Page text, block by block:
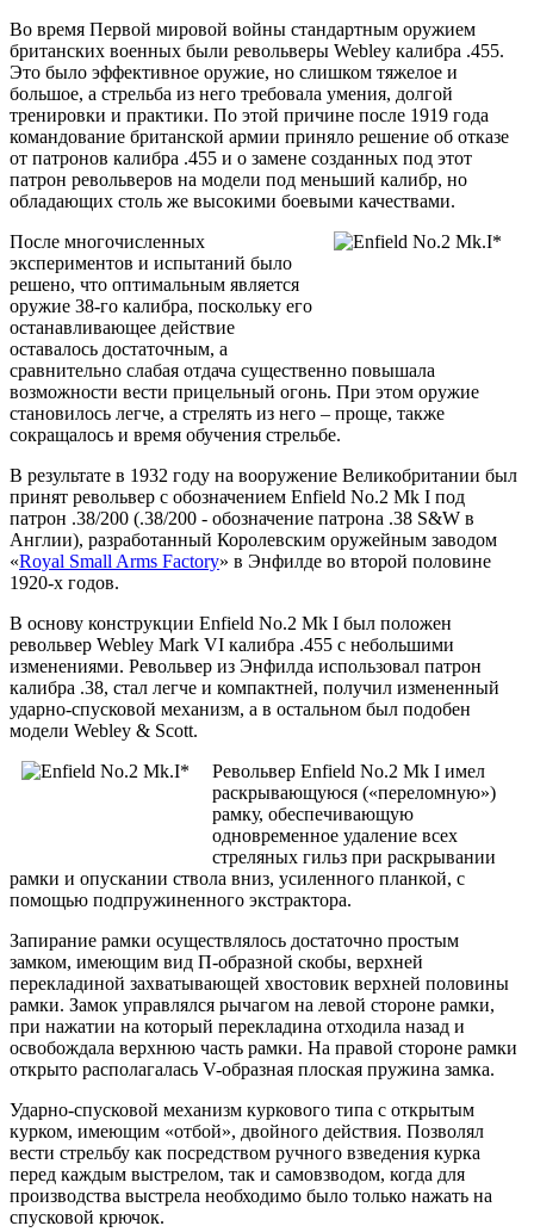
Во время Первой мировой войны стандартным оружием
британских военных были револьверы Webley калибра .455.
Это было эффективное оружие, но слишком тяжелое и
большое, а стрельба из него требовала умения, долгой
тренировки и практики. По этой причине после 1919 года
командование британской армии приняло решение об отказе
от патронов калибра .455 и о замене созданных под этот
патрон револьверов на модели под меньший калибр, но
обладающих столь же высокими боевыми качествами.
После многочисленных
экспериментов и испытаний было
решено, что оптимальным является
оружие 38-го калибра, поскольку его
останавливающее действие
оставалось достаточным, а
сравнительно слабая отдача существенно повышала
возможности вести прицельный огонь. При этом оружие
становилось легче, а стрелять из него – проще, также
сокращалось и время обучения стрельбе.
В результате в 1932 году на вооружение Великобритании был
принят револьвер с обозначением Enfield No.2 Mk I под
патрон .38/200 (.38/200 - обозначение патрона .38 S&W в
Англии), разработанный Королевским оружейным заводом
«Royal Small Arms Factory» в Энфилде во второй половине
1920-х годов.
В основу конструкции Enfield No.2 Mk I был положен
револьвер Webley Mark VI калибра .455 с небольшими
изменениями. Револьвер из Энфилда использовал патрон
калибра .38, стал легче и компактней, получил измененный
ударно-спусковой механизм, а в остальном был подобен
модели Webley & Scott.
Револьвер Enfield No.2 Mk I имел
раскрывающуюся («переломную»)
рамку, обеспечивающую
одновременное удаление всех
стреляных гильз при раскрывании
рамки и опускании ствола вниз, усиленного планкой, с
помощью подпружиненного экстрактора.
Запирание рамки осуществлялось достаточно простым
замком, имеющим вид П-образной скобы, верхней
перекладиной захватывающей хвостовик верхней половины
рамки. Замок управлялся рычагом на левой стороне рамки,
при нажатии на который перекладина отходила назад и
освобождала верхнюю часть рамки. На правой стороне рамки
открыто располагалась V-образная плоская пружина замка.
Ударно-спусковой механизм куркового типа с открытым
курком, имеющим «отбой», двойного действия. Позволял
вести стрельбу как посредством ручного взведения курка
перед каждым выстрелом, так и самовзводом, когда для
производства выстрела необходимо было только нажать на
спусковой крючок.